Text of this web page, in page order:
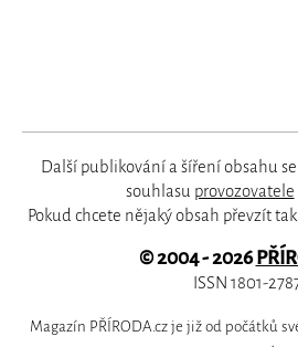
Další publikování a šíření obsahu
souhlasu provozovatele
Pokud chcete nějaký obsah převzít
© 2004 - 2026
ISSN 1801-
Magazín PŘÍRODA.cz je již od počátků